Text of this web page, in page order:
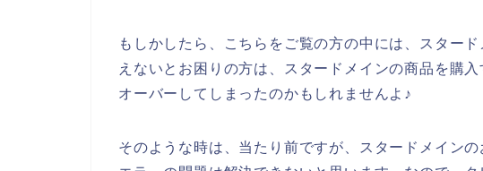
もしかしたら、こちらをご覧の方の中には、スター
えないとお困りの方は、スタードメインの商品を購
オーバーしてしまったのかもしれませんよ♪
そのような時は、当たり前ですが、スタードメイン